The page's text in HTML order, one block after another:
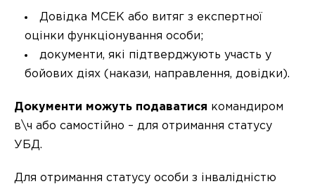
Довідка МСЕК або витяг з експертної
оцінки функціонування особи;
документи, які підтверджують участь у
бойових діях (накази, направлення, довідки).
Документи можуть подаватися командиром
в\ч або самостійно – для отримання статусу
УБД.
Для отримання статусу особи з інвалідністю